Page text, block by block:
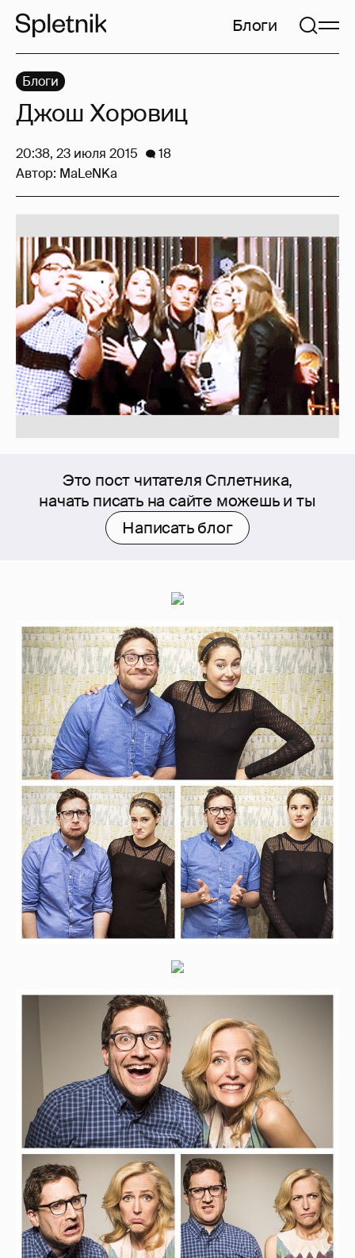
Блоги
Это пост читателя Сплетника,
начать писать на сайте можешь и ты
Написать блог
Блоги
Джош Хоровиц
20:38, 23 июля 2015
18
Автор: MaLeNKa